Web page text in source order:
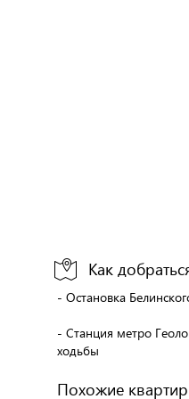
Как
- Остановка
- Станция метро
ходьбы
Похожие